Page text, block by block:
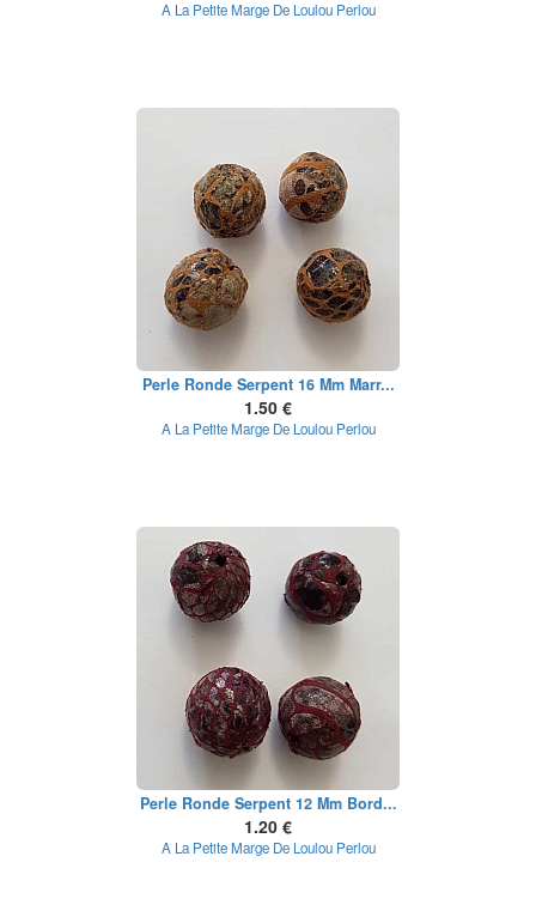
A La Petite Marge De Loulou Perlou
Perle Ronde Serpent 16 Mm Marr...
1.50 €
A La Petite Marge De Loulou Perlou
Perle Ronde Serpent 12 Mm Bord...
1.20 €
A La Petite Marge De Loulou Perlou